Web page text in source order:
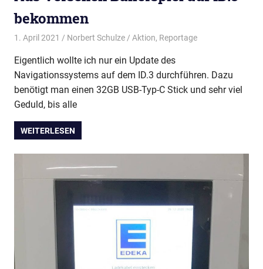
treffen
regelmäßig
zum
Erfahrungsaustausch.
bekommen
1. April 2021 Norbert Schulze Aktion, Reportage
Eigentlich wollte ich nur ein Update des
Navigationssystems auf dem ID.3 durchführen. Dazu
benötigt man einen 32GB USB-Typ-C Stick und sehr viel
Geduld, bis alle
WEITERLESEN